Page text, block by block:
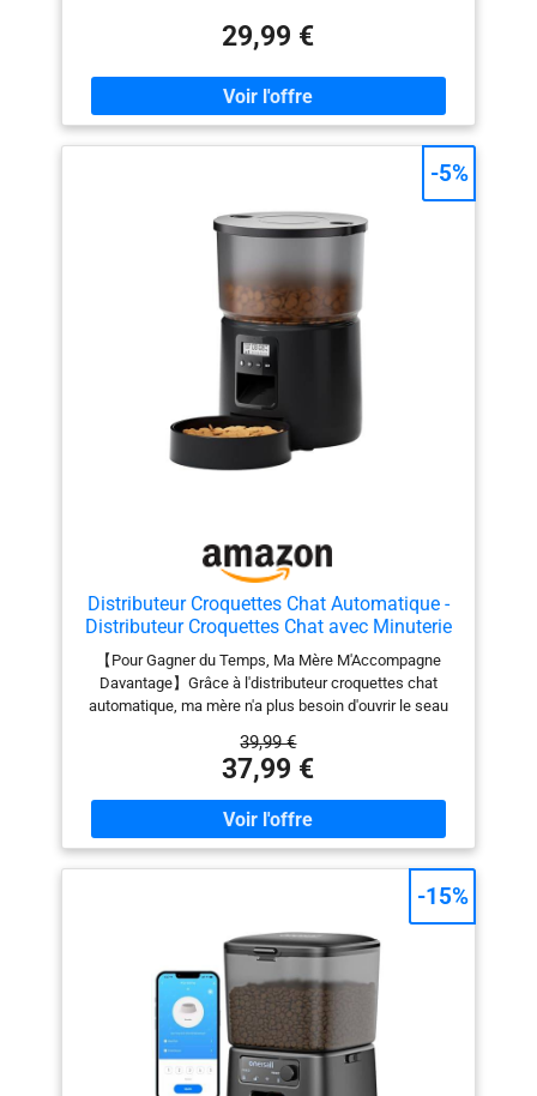
vident le bol. 🐾 FACILE À UTILISER ET À NETTOYER : il
suffit d'ouvrir le couvercle supérieur pour remplir les
aliments, tandis que le réservoir de l'abreuvoir peut être
retiré directement de la base antidérapante pour être
rempli d'eau, puis rattaché à la base. Pour le nettoyage,
les réservoirs peuvent être détachés de la base et
rincés à l'eau. 🐾 MATÉRIAU DE HAUTE QUALITÉ : en
odeur étrangère, solide et durable. 🐾 GRANDE
CAPACITÉ : avec un total de 3,8 litres, il peut durer
environ 7 jours pour les petits animaux et plus de 3
jours pour les grands animaux. Grâce au distributeur
edipets, vous pouvez aller au travail, à une fête ou en
vacances en sachant que votre animal est bien nourri.
🐾 GARANTÍA: no se preocupe, los productos EDIPETS
disponen de garantía europea, asegurando a los
clientes que su compra es totalmente fiable y
protegida. La garantía de fábrica sólo está disponible a
través de vendedores autorizados.
29,99 €
Distributeur Croquettes Chat Automatique -
Distributeur Croquettes Chat avec Minuterie
Programmable - 1-6 Repas par Jour - avec
Appuyez sur Le Couvercle et Fonction
D'Enregistrement 10s - 3L
【Pour Gagner du Temps, Ma Mère M'Accompagne
Davantage】Grâce à l'distributeur croquettes chat
automatique, ma mère n'a plus besoin d'ouvrir le seau
Elle n'a plus qu'à me regarder manger, ce qui lui laisse
plus de temps à me consacrer. Je reçois de la
nourriture en temps voulu, je n'ai pas faim et je ne
reçois pas de nourriture pour chat qui n'est pas fraîche.
Si j'utilise les anciennes gamelles, maman rentre
parfois tard et j'ai faim. 【Avec une Capacité de 3L,
Maman Voyage en Toute Sérénité】Maman est sortie
compagnie. Distributeur croquettes chat peut me
fournir de la nourriture pendant 15 jours. Maman n'a pas
à s'inquiéter que je sois affamé. Distributeur
croquettes chat peut définir 1 à 6 repas par jour, et
chaque repas peut définir 1 à 9 portions (11g par
portion). Je suis maintenant un bon chat qui mange à
l'heure. 【10 Voix, L'Appel de Maman】Maman a
39,99 €
37,99 €
-5%
-15%